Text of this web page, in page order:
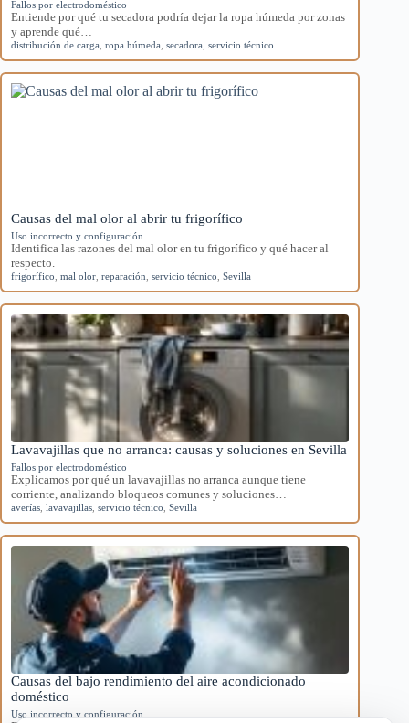
Fallos por electrodoméstico
Entiende por qué tu secadora podría dejar la ropa húmeda por zonas
y aprende qué…
distribución de carga ropa húmeda secadora servicio técnico
Causas del mal olor al abrir tu frigorífico
Uso incorrecto y configuración
Identifica las razones del mal olor en tu frigorífico y qué hacer al
respecto.
frigorífico mal olor reparación servicio técnico Sevilla
Lavavajillas que no arranca: causas y soluciones en Sevilla
Fallos por electrodoméstico
Explicamos por qué un lavavajillas no arranca aunque tiene
corriente, analizando bloqueos comunes y soluciones…
averías lavavajillas servicio técnico Sevilla
Causas del bajo rendimiento del aire acondicionado
doméstico
Uso incorrecto y configuración